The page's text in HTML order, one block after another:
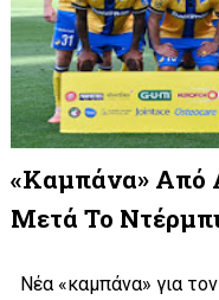
«Καμπάνα» Από
Μετά Το
Νέα «καμπάνα» για